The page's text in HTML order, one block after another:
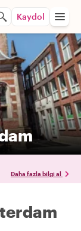
Kaydol
Daha fazla bilgi al